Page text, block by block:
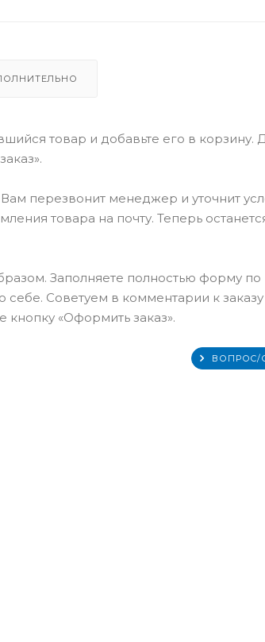
товар и добавьте его в корзину.
перезвонит менеджер и уточнит
товара на почту. Теперь
Заполняете полностью форму по
себе. Советуем в комментарии к заказу
«Оформить заказ».
ВОПРОС/